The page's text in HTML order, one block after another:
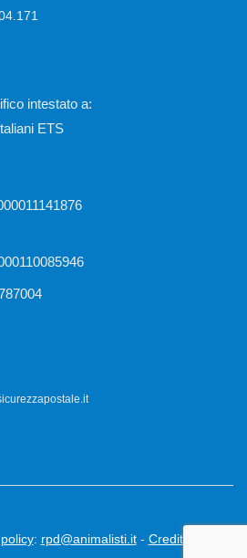
intestato a:
ETS
: rpd@animalisti.it- Credits